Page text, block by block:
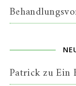
PatrickzuEin